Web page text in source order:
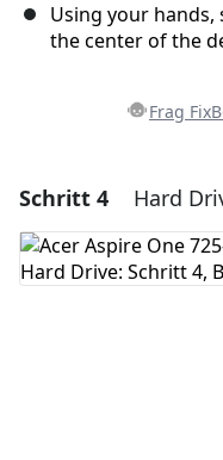
Using your
the center of the
Frag
Einen
Kommentar
Schritt 4 Hard